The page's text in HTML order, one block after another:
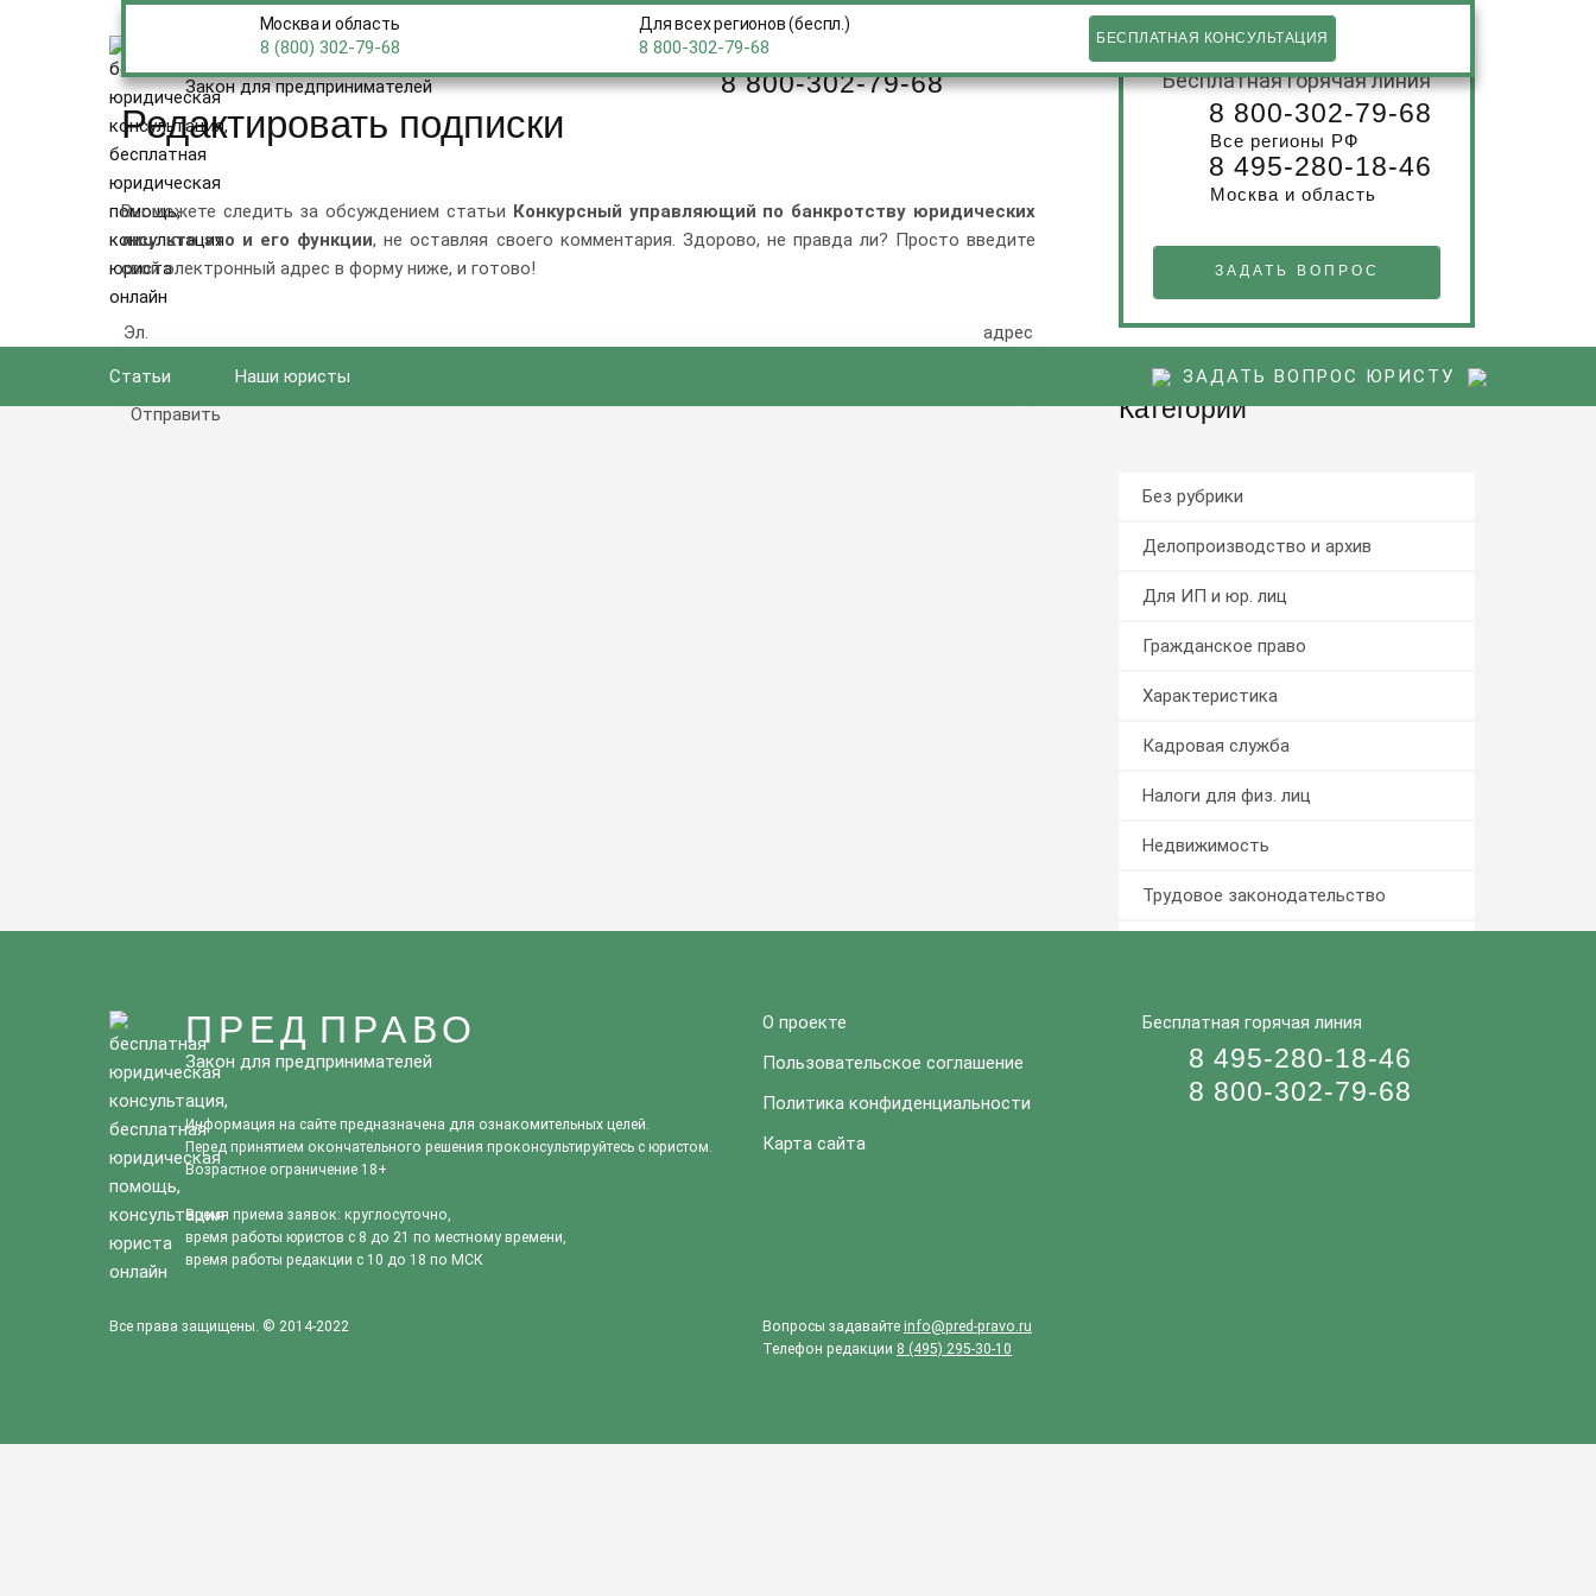
ПРЕДПРАВО
Закон для предпринимателей
Бесплатная горячая линия
8 800-302-79-68
Статьи Наши юристы ЗАДАТЬ ВОПРОС ЮРИСТУ
Редактировать подписки
Вы можете следить за обсуждением статьи Конкурсный управляющий по банкротству юридических
лиц: кто это и его функции, не оставляя своего комментария. Здорово, не правда ли? Просто введите
свой электронный адрес в форму ниже, и готово!
Эл. адрес
Бесплатная горячая линия
8 800-302-79-68
Все регионы РФ
8 495-280-18-46
Москва и область
ЗАДАТЬ ВОПРОС
Категории
Без рубрики
Делопроизводство и архив
Для ИП и юр. лиц
Гражданское право
Характеристика
Кадровая служба
Налоги для физ. лиц
Недвижимость
Трудовое законодательство
Взыскание долга
Юридический перевод
ПРЕД ПРАВО
Закон для предпринимателей
Информация на сайте предназначена для ознакомительных целей.
Перед принятием окончательного решения проконсультируйтесь с юристом.
Возрастное ограничение 18+
Время приема заявок: круглосуточно,
время работы юристов с 8 до 21 по местному времени,
время работы редакции с 10 до 18 по МСК
О проекте
Пользовательское соглашение
Политика конфиденциальности
Карта сайта
Бесплатная горячая линия
8 495-280-18-46
8 800-302-79-68
Все права защищены. © 2014-2022 Вопросы задавайте info@pred-pravo.ru
Телефон редакции 8 (495) 295-30-10
Москва и область
8 (800) 302-79-68
Для всех регионов (беспл.)
8 800-302-79-68 БЕСПЛАТНАЯ КОНСУЛЬТАЦИЯ